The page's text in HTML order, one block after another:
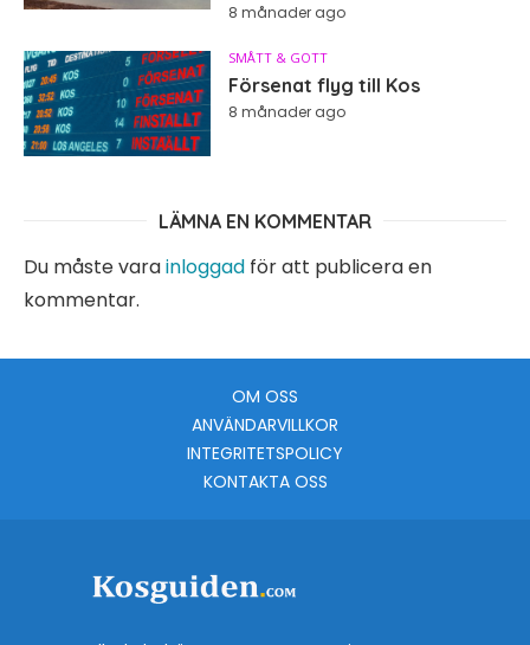
8 månader ago
SMÅTT & GOTT
Försenat flyg till Kos
8 månader ago
LÄMNA EN KOMMENTAR
Du måste varainloggad för att publicera en
kommentar.
OM OSS
ANVÄNDARVILLKOR
INTEGRITETSPOLICY
KONTAKTA OSS